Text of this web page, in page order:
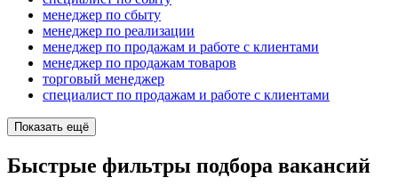
менеджер по сбыту
менеджер по реализации
менеджер по продажам и работе с клиентами
менеджер по продажам товаров
торговый менеджер
специалист по продажам и работе с клиентами
Показать ещё
Быстрые фильтры подбора вакансий